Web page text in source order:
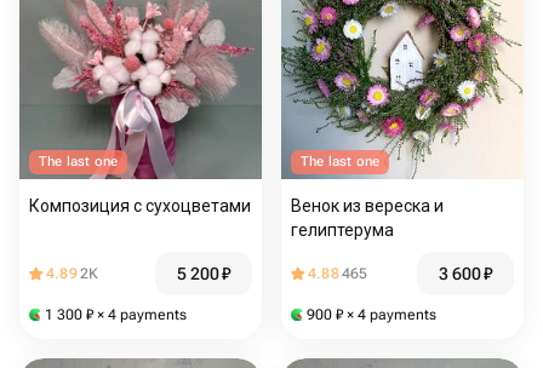
The last one
Композиция с сухоцветами
4.892K 5 200₽
1 300 ₽ × 4 payments
The last one
Венок из вереска и
гелиптерума
4.88465 3 600₽
900 ₽ × 4 payments